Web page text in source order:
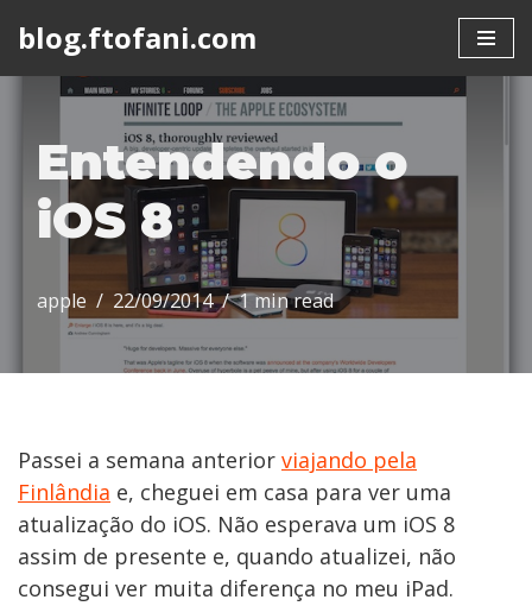
blog.ftofani.com
Entendendo o
iOS 8
apple 22/09/2014 1 min read
Passei a semana anterior viajando pela
Finlândia e, cheguei em casa para ver uma
atualização do iOS. Não esperava um iOS 8
assim de presente e, quando atualizei, não
consegui ver muita diferença no meu iPad.